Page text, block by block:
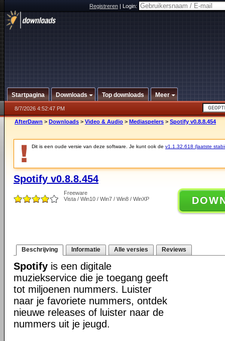
Registreren|Login:
Startpagina Downloads Top downloads Meer
8/7/2026 4:52:47 PM
AfterDawn > Downloads > Video & Audio > Mediaspelers > Spotify v0.8.8.454
Dit is een oude versie van deze software. Je kunt ook de v1.1.32.618 (laatste
Spotify v0.8.8.454
Freeware
Vista / Win10 / Win7 / Win8 / WinXP
Beschrijving Informatie Alle versies Reviews
Spotify is een digitale
muziekservice die je toegang geeft
tot miljoenen nummers. Luister
naar je favoriete nummers, ontdek
nieuwe releases of luister naar de
nummers uit je jeugd.